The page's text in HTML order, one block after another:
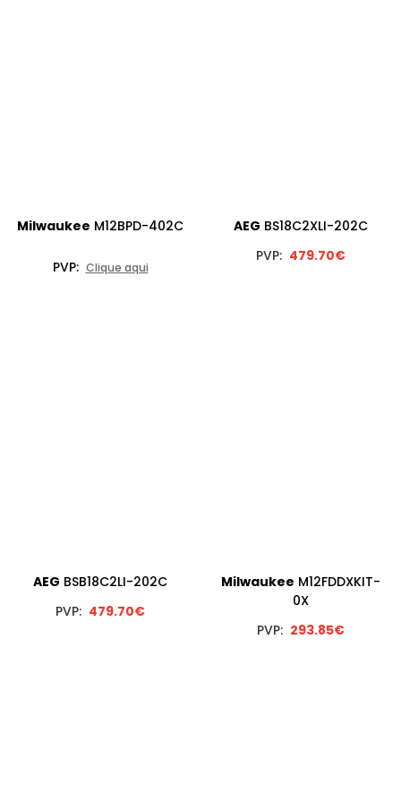
Milwaukee M12BPD-402C
PVP: Clique aqui
AEG BS18C2XLI-202C
PVP: 479.70€
AEG BSB18C2LI-202C
PVP: 479.70€
Milwaukee M12FDDXKIT-
0X
PVP: 293.85€